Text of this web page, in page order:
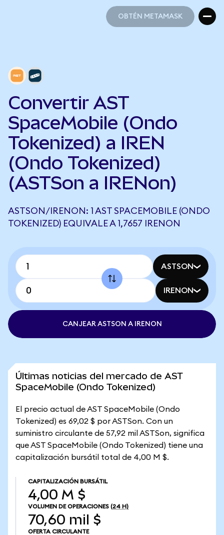
OBTÉN METAMASK
Convertir AST
SpaceMobile (Ondo
Tokenized) a IREN
(Ondo Tokenized)
(ASTSon a IRENon)
ASTSON/IRENON: 1 AST SPACEMOBILE (ONDO
TOKENIZED) EQUIVALE A 1,7657 IRENON
ASTSON
IRENON
CANJEAR ASTSON A IRENON
Últimas noticias del mercado de AST
SpaceMobile (Ondo Tokenized)
El precio actual de AST SpaceMobile (Ondo
Tokenized) es 69,02 $ por ASTSon. Con un
suministro circulante de 57,92 mil ASTSon, significa
que AST SpaceMobile (Ondo Tokenized) tiene una
capitalización bursátil total de 4,00 M $.
CAPITALIZACIÓN BURSÁTIL
4,00 M $
VOLUMEN DE OPERACIONES (24 H)
70,60 mil $
OFERTA CIRCULANTE